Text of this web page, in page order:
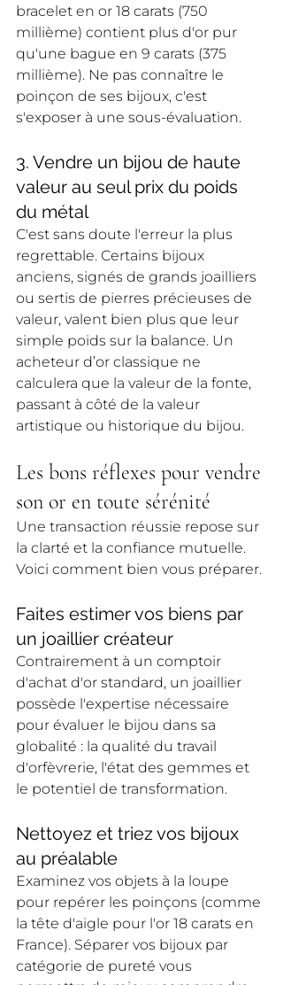
bracelet en or 18 carats (750
millième) contient plus d'or pur
qu'une bague en 9 carats (375
millième). Ne pas connaître le
poinçon de ses bijoux, c'est
s'exposer à une sous-évaluation.
3. Vendre un bijou de haute
valeur au seul prix du poids
du métal
C'est sans doute l'erreur la plus
regrettable. Certains bijoux
anciens, signés de grands joailliers
ou sertis de pierres précieuses de
valeur, valent bien plus que leur
simple poids sur la balance. Un
acheteur d’or classique ne
calculera que la valeur de la fonte,
passant à côté de la valeur
artistique ou historique du bijou.
Les bons réflexes pour vendre
son or en toute sérénité
Une transaction réussie repose sur
la clarté et la confiance mutuelle.
Voici comment bien vous préparer.
Faites estimer vos biens par
un joaillier créateur
Contrairement à un comptoir
d'achat d'or standard, un joaillier
possède l'expertise nécessaire
pour évaluer le bijou dans sa
globalité : la qualité du travail
d'orfèvrerie, l'état des gemmes et
le potentiel de transformation.
Nettoyez et triez vos bijoux
au préalable
Examinez vos objets à la loupe
pour repérer les poinçons (comme
la tête d'aigle pour l'or 18 carats en
France). Séparer vos bijoux par
catégorie de pureté vous